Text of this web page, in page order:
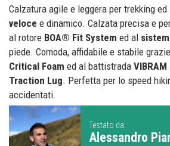
Calzatura agile e leggera per trekking ed
veloce e dinamico. Calzata precisa e
al rotore BOA® Fit System ed al
piede. Comoda, affidabile e stabile
Critical Foam ed al battistrada
Traction Lug. Perfetta per lo speed
accidentati.
Testato da:
Alessandro